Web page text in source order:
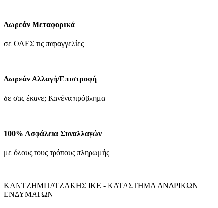
του
41.30€.
Δωρεάν Μεταφορικά
σε ΟΛΕΣ τις παραγγελίες
Δωρεάν Αλλαγή/Επιστροφή
δε σας έκανε; Κανένα πρόβλημα
100% Ασφάλεια Συναλλαγών
με όλους τους τρόπους πληρωμής
ΚΑΝΤΖΗΜΠΑΤΖΑΚΗΣ ΙΚΕ - ΚΑΤΑΣΤΗΜΑ ΑΝΔΡΙΚΩΝ
ΕΝΔΥΜΑΤΩΝ